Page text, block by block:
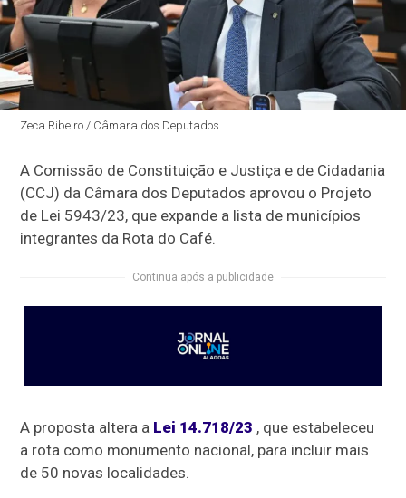
Zeca Ribeiro / Câmara dos Deputados
A Comissão de Constituição e Justiça e de Cidadania
(CCJ) da Câmara dos Deputados aprovou o Projeto
de Lei 5943/23, que expande a lista de municípios
integrantes da Rota do Café.
Continua após a publicidade
A proposta altera a Lei 14.718/23 , que estabeleceu
a rota como monumento nacional, para incluir mais
de 50 novas localidades.